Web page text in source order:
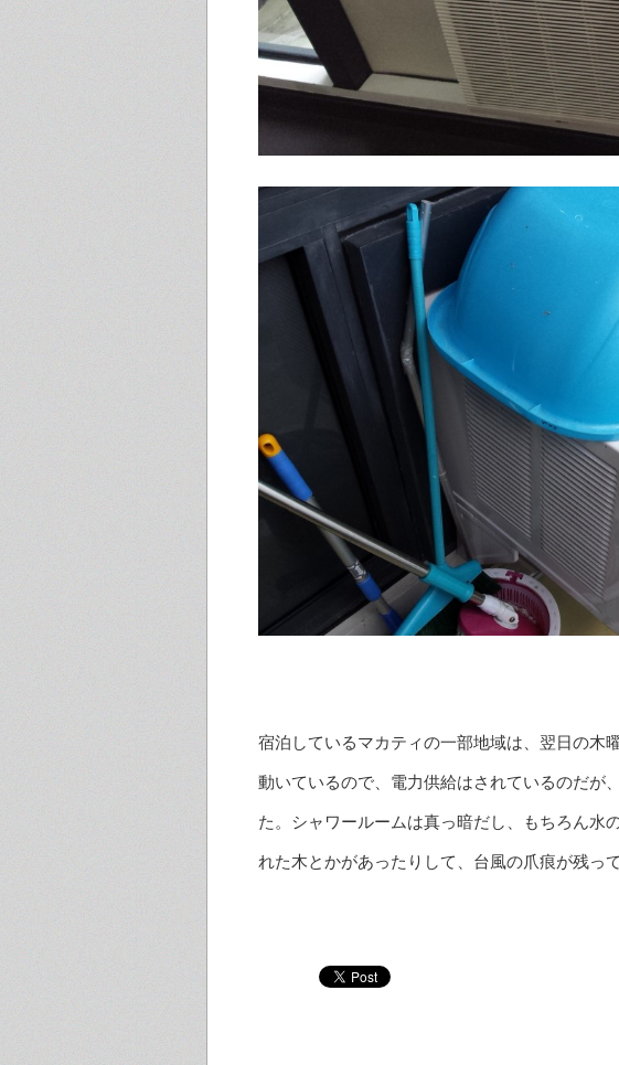
宿泊しているマカティの一部地域は、翌日の木
動いているので、電力供給はされているのだが
た。シャワールームは真っ暗だし、もちろん水
れた木とかがあったりして、台風の爪痕が残っ